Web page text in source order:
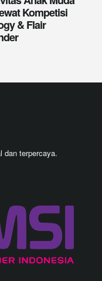
Kompetisi
& Flair
dan terpercaya.